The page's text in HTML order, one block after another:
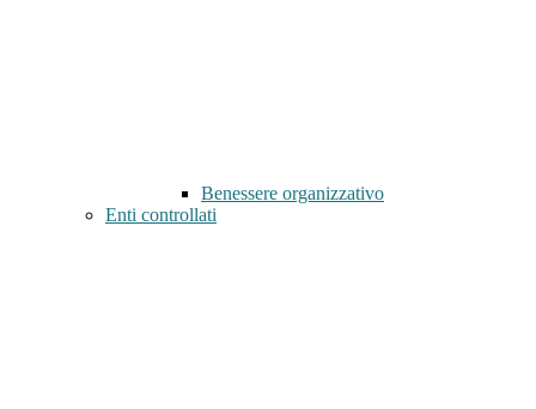
Benessere organizzativo
Enti controllati